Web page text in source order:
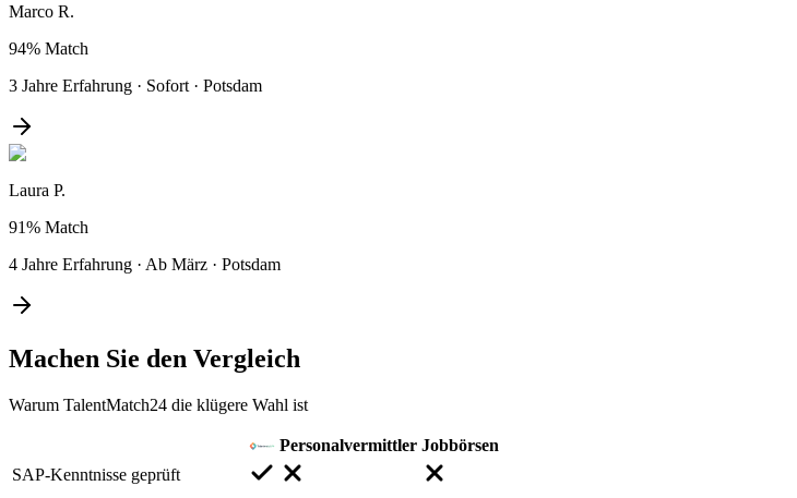
Marco R.
94% Match
3 Jahre Erfahrung · Sofort · Potsdam
Laura P.
91% Match
4 Jahre Erfahrung · Ab März · Potsdam
Machen Sie den Vergleich
Warum TalentMatch24 die klügere Wahl ist
Personalvermittler Jobbörsen
SAP-Kenntnisse geprüft